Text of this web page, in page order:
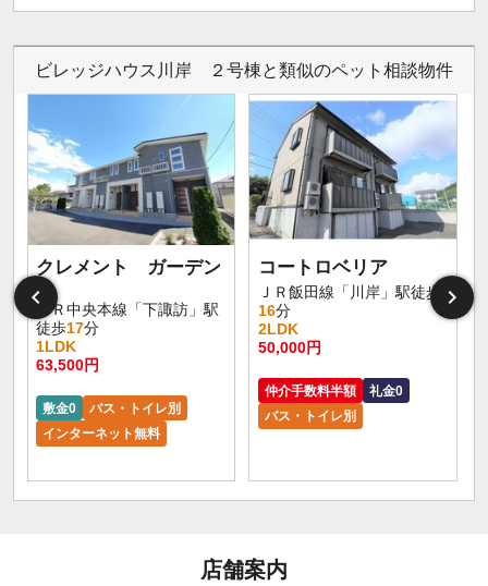
ビレッジハウス川岸 ２号棟と類似のペット相談物件
クレメント ガーデン
A
ＪＲ中央本線「下諏訪」駅
徒歩17分
1LDK
63,500円
敷金0
バス・トイレ別
インターネット無料
コートロベリア
ＪＲ飯田線「川岸」駅徒歩
16分
2LDK
50,000円
仲介手数料半額
礼金0
バス・トイレ別
店舗案内